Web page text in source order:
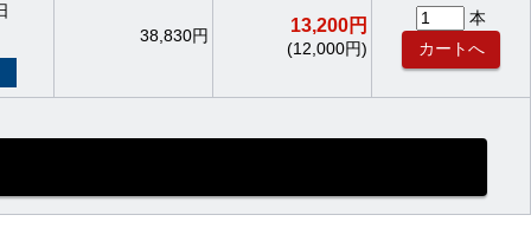
38,830円
13,200円
(12,000円)
本